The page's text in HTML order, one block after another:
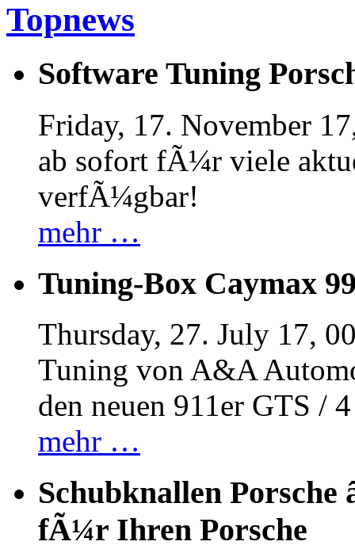
Topnews
Software Tuning
Friday, 17. November
ab sofort fÃ¼r viele
verfÃ¼gbar!
mehr …
Tuning-Box Caymax
Thursday, 27. July 17,
Tuning von A&A
den neuen 911er GTS /
mehr …
Schubknallen Porsche
fÃ¼r Ihren Porsche